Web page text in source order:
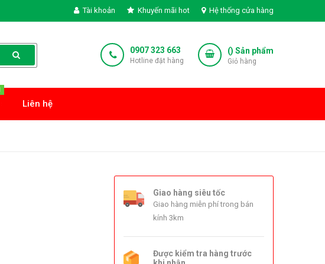
Tài khoản Khuyến mãi hot Hệ thống cửa hàng
0907 323 663
Hotline đặt hàng
() Sản phẩm
Giỏ hàng
Liên hệ
Giao hàng siêu tốc
Giao hàng miễn phí trong bán
kính 3km
Được kiểm tra hàng trước